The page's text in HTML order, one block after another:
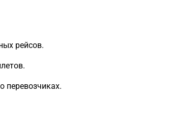
рейсов.
перевозчиках.